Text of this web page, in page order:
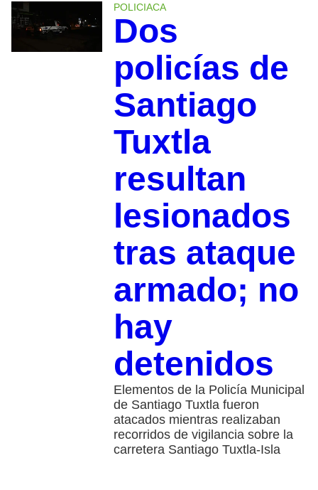
POLICIACA
Dos
policías de
Santiago
Tuxtla
resultan
lesionados
tras ataque
armado; no
hay
detenidos
Elementos de la Policía Municipal
de Santiago Tuxtla fueron
atacados mientras realizaban
recorridos de vigilancia sobre la
carretera Santiago Tuxtla-Isla